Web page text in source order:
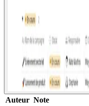
Auteur Note